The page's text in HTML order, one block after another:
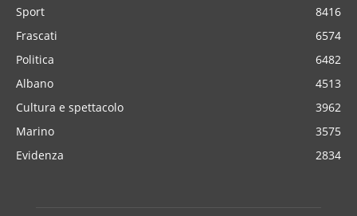
Sport
8416
Frascati
6574
Politica
6482
Albano
4513
Cultura e spettacolo
3962
Marino
3575
Evidenza
2834